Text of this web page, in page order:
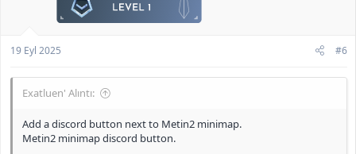
19 Eyl 2025 #6
Exatluen' Alıntı:
Add a discord button next to Metin2 minimap.
Metin2 minimap discord button.